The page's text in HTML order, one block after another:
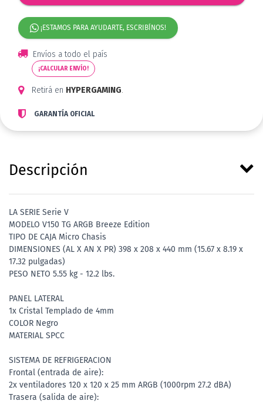
¡ESTAMOS PARA AYUDARTE, ESCRIBÍNOS!
Envíos a todo el país
¡CALCULAR ENVÍO!
Retirá en HYPERGAMING.
GARANTÍA OFICIAL
Descripción
LA SERIE Serie V
MODELO V150 TG ARGB Breeze Edition
TIPO DE CAJA Micro Chasis
DIMENSIONES (AL X AN X PR) 398 x 208 x 440 mm (15.67 x 8.19 x
17.32 pulgadas)
PESO NETO 5.55 kg - 12.2 lbs.
PANEL LATERAL
1x Cristal Templado de 4mm
COLOR Negro
MATERIAL SPCC
SISTEMA DE REFRIGERACION
Frontal (entrada de aire):
2x ventiladores 120 x 120 x 25 mm ARGB (1000rpm 27.2 dBA)
Trasera (salida de aire):